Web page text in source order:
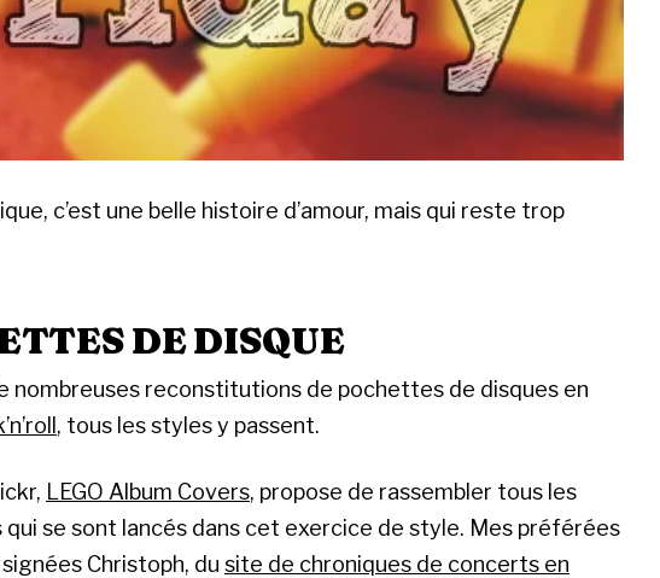
c’est une belle histoire d’amour, mais qui reste trop
DE DISQUE
nombreuses reconstitutions de pochettes de disques en
, tous les styles y passent.
LEGO Album Covers, propose de rassembler tous les
se sont lancés dans cet exercice de style. Mes préférées
Christoph, du site de chroniques de concerts en